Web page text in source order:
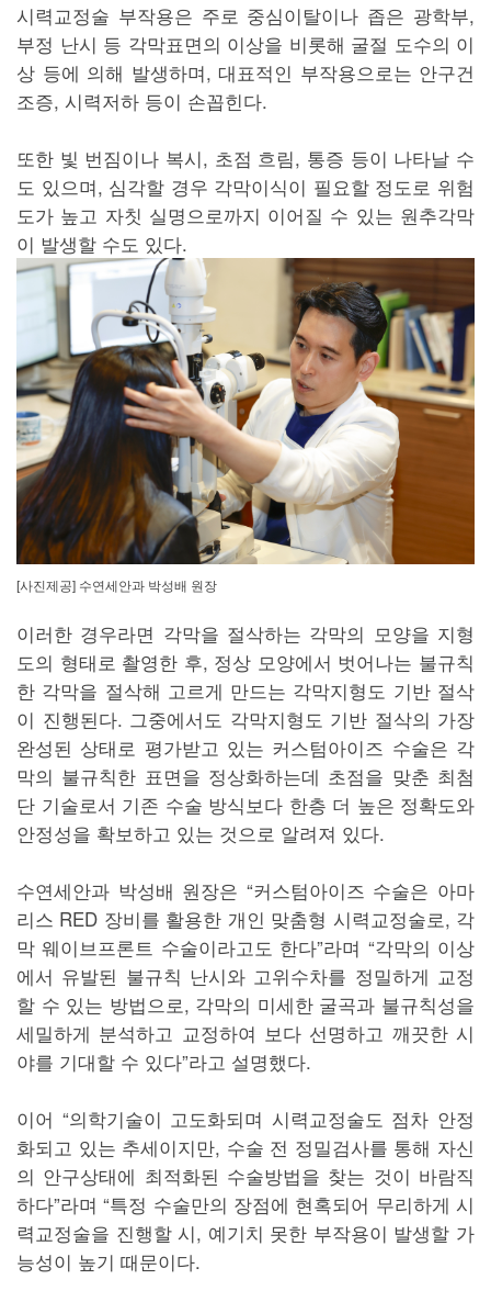
시력교정술 부작용은 주로 중심이탈이나 좁은 광학부,
부정 난시 등 각막표면의 이상을 비롯해 굴절 도수의 이
상 등에 의해 발생하며, 대표적인 부작용으로는 안구건
조증, 시력저하 등이 손꼽힌다.
또한 빛 번짐이나 복시, 초점 흐림, 통증 등이 나타날 수
도 있으며, 심각할 경우 각막이식이 필요할 정도로 위험
도가 높고 자칫 실명으로까지 이어질 수 있는 원추각막
이 발생할 수도 있다.
[사진제공] 수연세안과 박성배 원장
이러한 경우라면 각막을 절삭하는 각막의 모양을 지형
도의 형태로 촬영한 후, 정상 모양에서 벗어나는 불규칙
한 각막을 절삭해 고르게 만드는 각막지형도 기반 절삭
이 진행된다. 그중에서도 각막지형도 기반 절삭의 가장
완성된 상태로 평가받고 있는 커스텀아이즈 수술은 각
막의 불규칙한 표면을 정상화하는데 초점을 맞춘 최첨
단 기술로서 기존 수술 방식보다 한층 더 높은 정확도와
안정성을 확보하고 있는 것으로 알려져 있다.
수연세안과 박성배 원장은 “커스텀아이즈 수술은 아마
리스 RED 장비를 활용한 개인 맞춤형 시력교정술로, 각
막 웨이브프론트 수술이라고도 한다”라며 “각막의 이상
에서 유발된 불규칙 난시와 고위수차를 정밀하게 교정
할 수 있는 방법으로, 각막의 미세한 굴곡과 불규칙성을
세밀하게 분석하고 교정하여 보다 선명하고 깨끗한 시
야를 기대할 수 있다”라고 설명했다.
이어 “의학기술이 고도화되며 시력교정술도 점차 안정
화되고 있는 추세이지만, 수술 전 정밀검사를 통해 자신
의 안구상태에 최적화된 수술방법을 찾는 것이 바람직
하다”라며 “특정 수술만의 장점에 현혹되어 무리하게 시
력교정술을 진행할 시, 예기치 못한 부작용이 발생할 가
능성이 높기 때문이다.